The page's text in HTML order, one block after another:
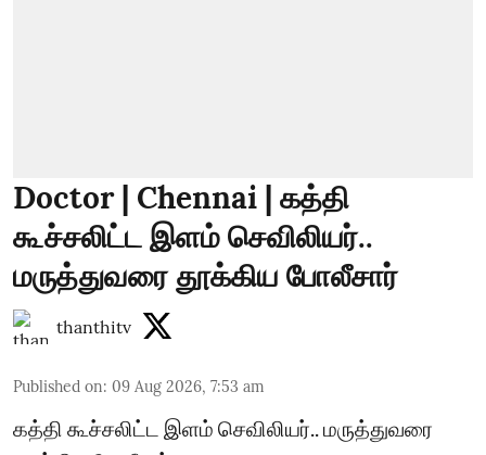
Doctor | Chennai | கத்தி
கூச்சலிட்ட இளம் செவிலியர்..
மருத்துவரை தூக்கிய போலீசார்
thanthitv
Published on: 09 Aug 2026, 7:53 am
கத்தி கூச்சலிட்ட இளம் செவிலியர்.. மருத்துவரை